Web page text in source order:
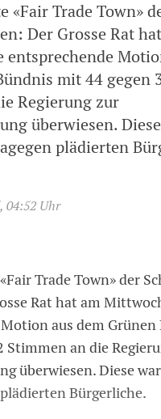
«Fair Trade Town»
Der Grosse Rat
mit 44 gegen
Regierung zur
überwiesen.
plädierten
04:52 Uhr
Trade Town» der
Rat hat am
aus dem Grünen
Stimmen an die
überwiesen. Diese
Bürgerliche.